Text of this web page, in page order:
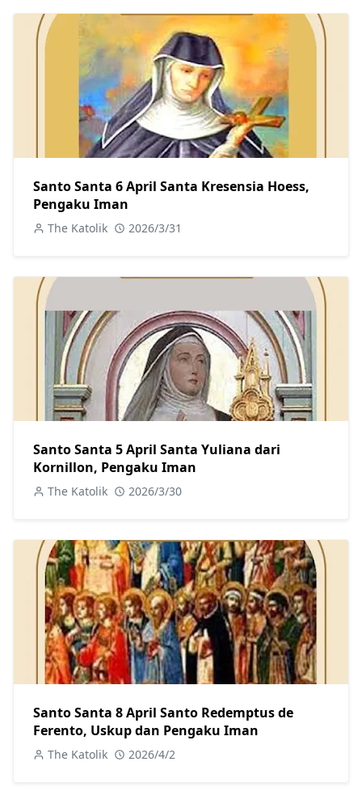
Santo Santa 6 April Santa Kresensia Hoess,
Pengaku Iman
The Katolik 2026/3/31
Santo Santa 5 April Santa Yuliana dari
Kornillon, Pengaku Iman
The Katolik 2026/3/30
Santo Santa 8 April Santo Redemptus de
Ferento, Uskup dan Pengaku Iman
The Katolik 2026/4/2